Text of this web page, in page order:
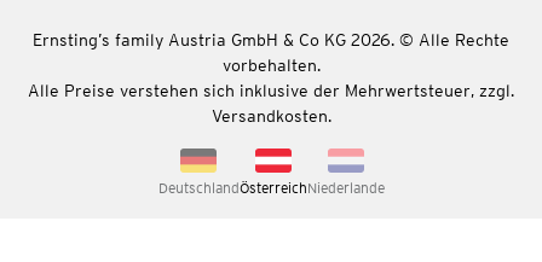
Ernsting’s family Austria GmbH & Co KG 2026. © Alle Rechte
vorbehalten.
Alle Preise verstehen sich inklusive der Mehrwertsteuer, zzgl.
Versandkosten.
DeutschlandÖsterreichNiederlande